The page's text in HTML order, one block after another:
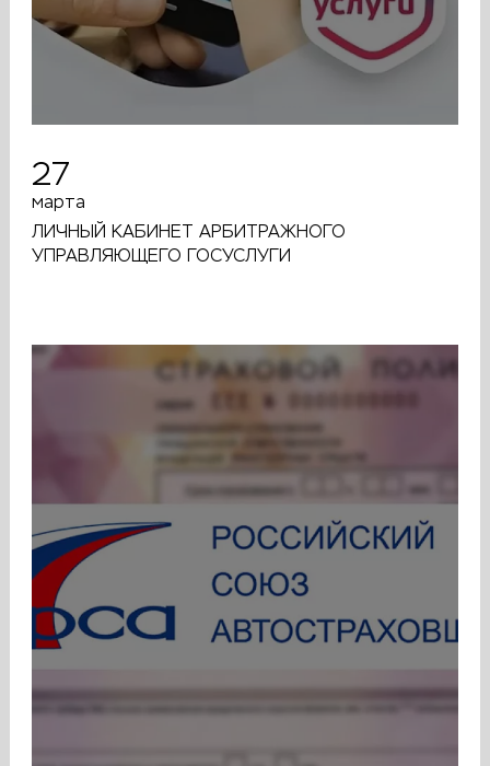
27
марта
ЛИЧНЫЙ КАБИНЕТ АРБИТРАЖНОГО
УПРАВЛЯЮЩЕГО ГОСУСЛУГИ